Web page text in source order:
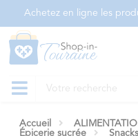
Achetez en ligne les
Accueil
Épicerie sucrée
Panneau de gestion des cookies